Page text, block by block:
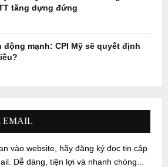
tăng dựng đứng
động mạnh: CPI Mỹ sẽ quyết định
EMAIL
vào website, hãy đăng ký đọc tin cập
Dễ dàng, tiện lợi và nhanh chóng...